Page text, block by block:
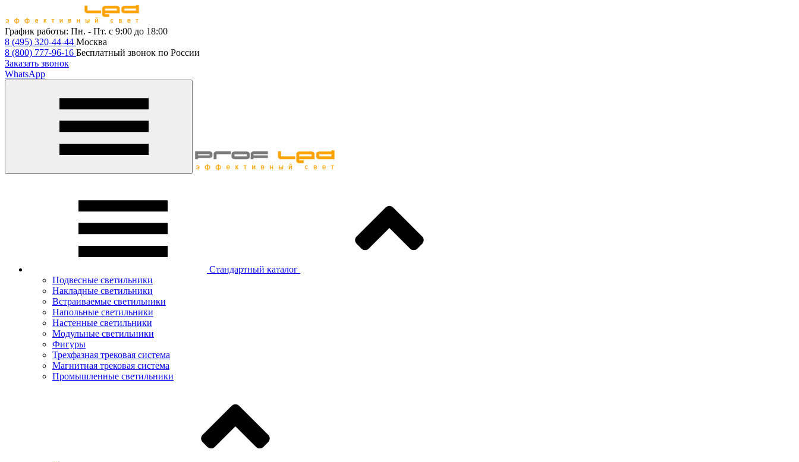
График работы: Пн. - Пт. с 9:00 до 18:00
8 (495) 320-44-44 Москва
8 (800) 777-96-16 Бесплатный звонок по России
Заказать звонок
WhatsApp
Стандартный каталог
Подвесные светильники
Накладные светильники
Встраиваемые светильники
Напольные светильники
Настенные светильники
Модульные светильники
Фигуры
Трехфазная трековая система
Магнитная трековая система
Промышленные светильники